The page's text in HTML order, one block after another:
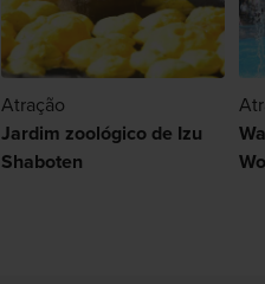
Atração
Jardim zoológico de Izu
Shaboten